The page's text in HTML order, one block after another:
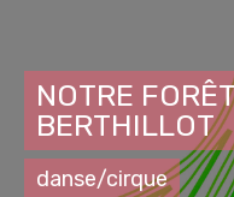
NOTRE
BERTHILLOT
danse/cirque